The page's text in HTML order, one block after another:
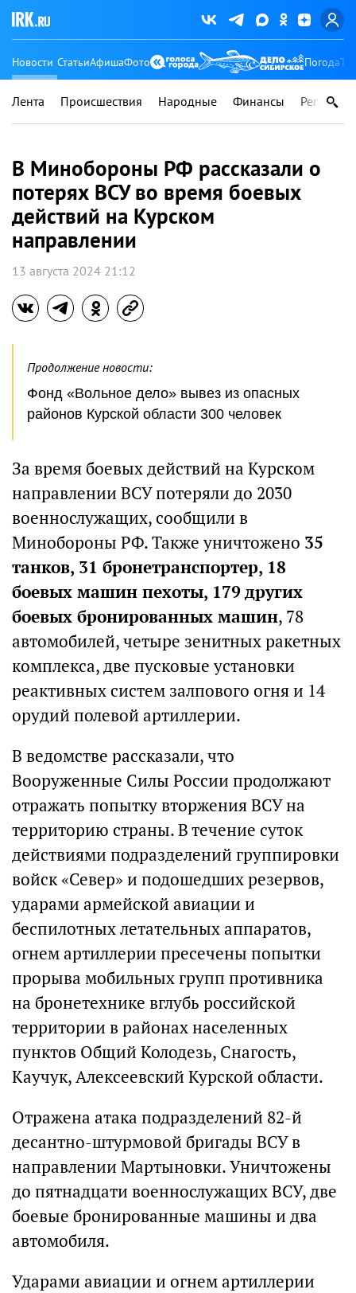
Новости СтатьиАфишаФото Погода
Лента Происшествия Народные Финансы Регионы
В Минобороны РФ рассказали о
потерях ВСУ во время боевых
действий на Курском
направлении
13 августа 2024 21:12
Продолжение новости:
Фонд «Вольное дело» вывез из опасных
районов Курской области 300 человек
За время боевых действий на Курском
направлении ВСУ потеряли до 2030
военнослужащих, сообщили в
Минобороны РФ. Также уничтожено 35
танков, 31 бронетранспортер, 18
боевых машин пехоты, 179 других
боевых бронированных машин, 78
автомобилей, четыре зенитных ракетных
комплекса, две пусковые установки
реактивных систем залпового огня и 14
орудий полевой артиллерии.
В ведомстве рассказали, что
Вооруженные Силы России продолжают
отражать попытку вторжения ВСУ на
территорию страны. В течение суток
действиями подразделений группировки
войск «Север» и подошедших резервов,
ударами армейской авиации и
беспилотных летательных аппаратов,
огнем артиллерии пресечены попытки
прорыва мобильных групп противника
на бронетехнике вглубь российской
территории в районах населенных
пунктов Общий Колодезь, Снагость,
Каучук, Алексеевский Курской области.
Отражена атака подразделений 82-й
десантно-штурмовой бригады ВСУ в
направлении Мартыновки. Уничтожены
до пятнадцати военнослужащих ВСУ, две
боевые бронированные машины и два
автомобиля.
Ударами авиации и огнем артиллерии